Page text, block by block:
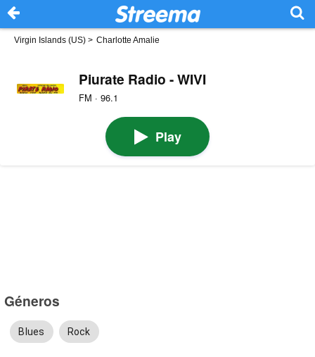
Virgin Islands (US) > Charlotte Amalie
Piurate Radio - WIVI
FM · 96.1
Play
Géneros
Blues Rock